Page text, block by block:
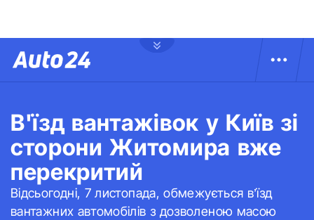
В'їзд вантажівок у Київ зі
сторони Житомира вже
перекритий
Відсьогодні, 7 листопада, обмежується в’їзд
вантажних автомобілів з дозволеною масою